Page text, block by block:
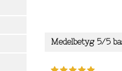
Medelbetyg 5/5